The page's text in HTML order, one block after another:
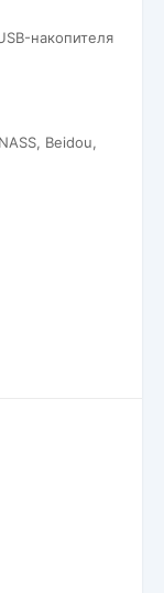
накопителя
Beidou,